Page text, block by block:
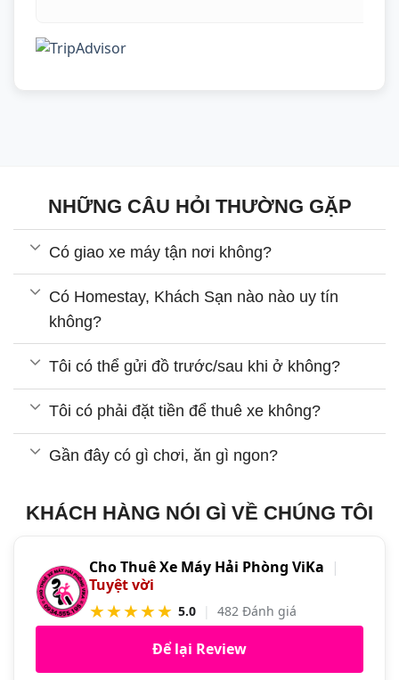
NHỮNG CÂU HỎI THƯỜNG GẶP
Có giao xe máy tận nơi không?
Có Homestay, Khách Sạn nào nào uy tín
không?
Tôi có thể gửi đồ trước/sau khi ở không?
Tôi có phải đặt tiền để thuê xe không?
Gần đây có gì chơi, ăn gì ngon?
KHÁCH HÀNG NÓI GÌ VỀ CHÚNG TÔI
Cho Thuê Xe Máy Hải Phòng ViKa |
Tuyệt vời
★★★★★ 5.0 | 482 Đánh giá
Để lại Review